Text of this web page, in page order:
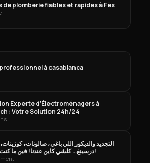
de plomberie fiables et rapides à Fès
à casablanca
Experte d’Électroménagers à
: Votre Solution 24h/24
التجديد والديكور اللي باغي، صالونات،
درسينغ… كلشي كاين عندنا! فين ما كنت فالمغرب!